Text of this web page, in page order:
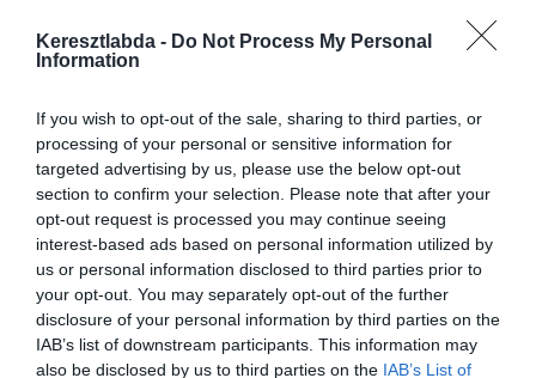
Keresztlabda - Do Not Process My Personal
Information
If you wish to opt-out of the sale, sharing to third parties, or
processing of your personal or sensitive information for
targeted advertising by us, please use the below opt-out
section to confirm your selection. Please note that after your
opt-out request is processed you may continue seeing
interest-based ads based on personal information utilized by
us or personal information disclosed to third parties prior to
your opt-out. You may separately opt-out of the further
disclosure of your personal information by third parties on the
IAB’s list of downstream participants. This information may
also be disclosed by us to third parties on the IAB’s List of
PREMIER LEAGUE
2020.01.21. tetrapofi
Premier League 24. forduló
kedvcsináló
Még fel sem ocsúdtunk a hétvége történéseiből, máris itt az újabb,
ezúttal hétközi forduló a Premier League-ben. Csak a Liverpool
Read More